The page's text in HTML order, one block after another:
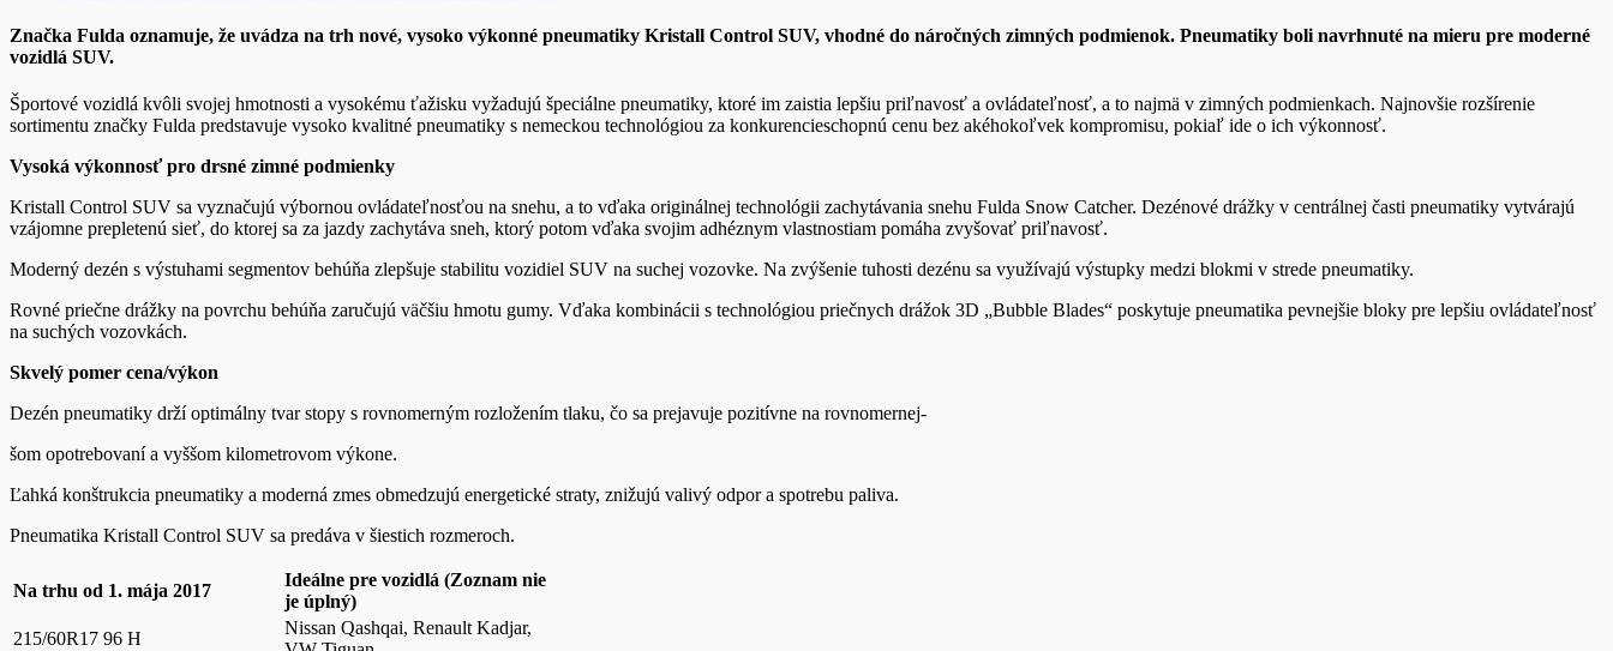
Značka Fulda oznamuje, že uvádza na trh nové, vysoko výkonné pneumatiky Kristall Control SUV, vhodné do náročných zimných podmienok. Pneumatiky boli navrhnuté na mieru pre moderné
vozidlá SUV.
Športové vozidlá kvôli svojej hmotnosti a vysokému ťažisku vyžadujú špeciálne pneumatiky, ktoré im zaistia lepšiu priľnavosť a ovládateľnosť, a to najmä v zimných podmienkach. Najnovšie rozšírenie
sortimentu značky Fulda predstavuje vysoko kvalitné pneumatiky s nemeckou technológiou za konkurencieschopnú cenu bez akéhokoľvek kompromisu, pokiaľ ide o ich výkonnosť.
Vysoká výkonnosť pro drsné zimné podmienky
Kristall Control SUV sa vyznačujú výbornou ovládateľnosťou na snehu, a to vďaka originálnej technológii zachytávania snehu Fulda Snow Catcher. Dezénové drážky v centrálnej časti pneumatiky vytvárajú
vzájomne prepletenú sieť, do ktorej sa za jazdy zachytáva sneh, ktorý potom vďaka svojim adhéznym vlastnostiam pomáha zvyšovať priľnavosť.
Moderný dezén s výstuhami segmentov behúňa zlepšuje stabilitu vozidiel SUV na suchej vozovke. Na zvýšenie tuhosti dezénu sa využívajú výstupky medzi blokmi v strede pneumatiky.
Rovné priečne drážky na povrchu behúňa zaručujú väčšiu hmotu gumy. Vďaka kombinácii s technológiou priečnych drážok 3D „Bubble Blades“ poskytuje pneumatika pevnejšie bloky pre lepšiu ovládateľnosť
na suchých vozovkách.
Skvelý pomer cena/výkon
Dezén pneumatiky drží optimálny tvar stopy s rovnomerným rozložením tlaku, čo sa prejavuje pozitívne na rovnomernej-
šom opotrebovaní a vyššom kilometrovom výkone.
Ľahká konštrukcia pneumatiky a moderná zmes obmedzujú energetické straty, znižujú valivý odpor a spotrebu paliva.
Pneumatika Kristall Control SUV sa predáva v šiestich rozmeroch.
Na trhu od 1. mája 2017
Ideálne pre vozidlá (Zoznam nie
je úplný)
215/60R17 96 H
Nissan Qashqai, Renault Kadjar,